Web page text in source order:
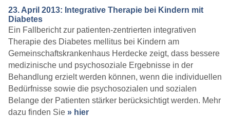
23. April 2013: Integrative Therapie bei Kindern mit
Diabetes
Ein Fallbericht zur patienten-zentrierten integrativen
Therapie des Diabetes mellitus bei Kindern am
Gemeinschaftskrankenhaus Herdecke zeigt, dass bessere
medizinische und psychosoziale Ergebnisse in der
Behandlung erzielt werden können, wenn die individuellen
Bedürfnisse sowie die psychosozialen und sozialen
Belange der Patienten stärker berücksichtigt werden. Mehr
dazu finden Sie » hier